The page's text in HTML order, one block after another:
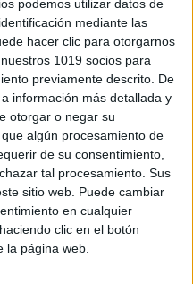
podemos utilizar datos de
mediante las
hacer clic para otorgarnos
1019 socios para
previamente descrito. De
información más detallada y
otorgar o negar su
algún procesamiento de
de su consentimiento,
tal procesamiento. Sus
sitio web. Puede cambiar
en cualquier
clic en el botón
la página web.
pr, y tr.
para trabajar